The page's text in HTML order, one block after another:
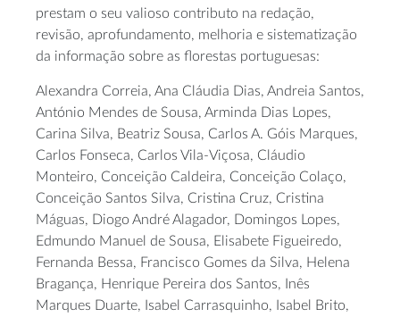
prestam o seu valioso contributo na redação,
revisão, aprofundamento, melhoria e sistematização
da informação sobre as florestas portuguesas:
Alexandra Correia, Ana Cláudia Dias, Andreia Santos,
António Mendes de Sousa, Arminda Dias Lopes,
Carina Silva, Beatriz Sousa, Carlos A. Góis Marques,
Carlos Fonseca, Carlos Vila-Viçosa, Cláudio
Monteiro, Conceição Caldeira, Conceição Colaço,
Conceição Santos Silva, Cristina Cruz, Cristina
Máguas, Diogo André Alagador, Domingos Lopes,
Edmundo Manuel de Sousa, Elisabete Figueiredo,
Fernanda Bessa, Francisco Gomes da Silva, Helena
Bragança, Henrique Pereira dos Santos, Inês
Marques Duarte, Isabel Carrasquinho, Isabel Brito,